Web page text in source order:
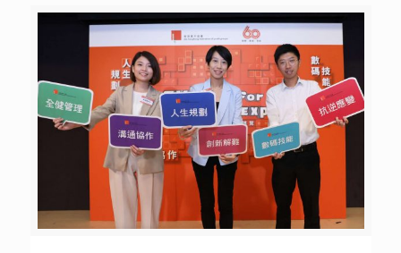
究實證為基礎的討論、交流，創研庫成員提出政策建議，期
望能為社會建言獻策。青年創研庫四項專題研究系列包括：
「經濟」、「管治」、「教育」，以及「民生」。8位專
家、學者應邀擔任創研庫的顧問導師，包括張子欣博士、黃
元山先生、陳弘毅教授、陳維安先生、黃錦輝教授、朱子穎
先生、葉兆輝教授，以及倪以理先生。 報告全文
大師。他為我們介紹醫療瑜伽的概念，講解如何利用瑜伽並
以儀器輔助，醫治有頸椎及腰椎問題的病人，更即席示範治
療手法。 旅程中我們亦訪問了另一位瑜伽大師Dr.
Deepak。他分享了印度政府近年推廣瑜伽的政策，以及傳
統瑜伽被規範成醫療產業過程中遇到的困難，例如印度每家
每戶都懂得教授瑜伽，但政府在規範和控制質素上仍有很多
需要改進的地方。Dr. Deepak亦致力推動醫療瑜伽國際化，
他和學徒己於澳洲開設了兩所瑜伽中心，並進行講學，讓更
多人接觸醫療瑜伽療法。 透過與不同專家的交流，我們了
解印度傳統療法的特色及意義，並反思如何在西方醫學外，
參考其他治療手法，加以融合運用，相信對病人有莫大幫
助。 結合嶄新科技 開創醫療領城的未來世界 來到行程的
另一重點，我們拜訪了全印度醫科的最高學府AII India
陳重義博士、香港中文大學英語教學單位主任賴陳秀卿博
士、薈英社（香港）主席梁甘秀玲，以及英國文化協會香港
總監施捷。 比賽亦邀請了新加坡駐香港特區總領事館副領
事（新聞）林忠毅，以及澳洲總領事館（香港）公共事務總
監麥格文，向參賽者即時作出提問，考驗參賽者的即場反
應。 來自德望學校的中四學生麥家嘉，首次參賽即一鳴驚
人，奪得高中組冠軍，她表示，透過是次比賽能夠訓練創意
和溝通協作等技能，而她掌握的朗誦技巧亦大派用場。沙田
學院的中三學生岑沛欣則奪得初中組冠軍，她感謝家人平時
一起和她練習，並認為比賽可考驗自己的臨場發揮和信心，
亦要有系統地表達自己的想法。 青協總幹事何永昌表示，
是次「未來技能博覽」是該會60周年主要活動之一，也標誌
著青年工作需要持續具有前瞻性，不斷向前發展。面對疫情